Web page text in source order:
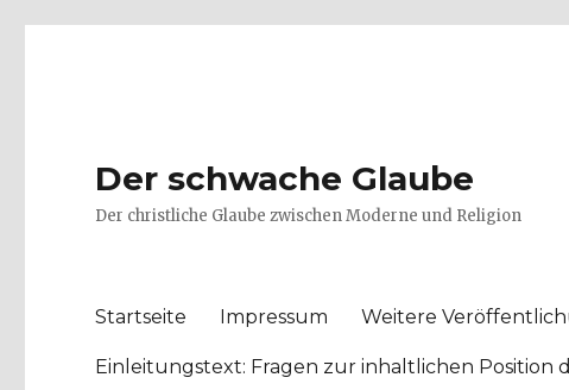
Der schwache Glaube
Der christliche Glaube zwischen Moderne und Religion
Startseite Impressum Weitere
Einleitungstext: Fragen zur inhaltlichen Position